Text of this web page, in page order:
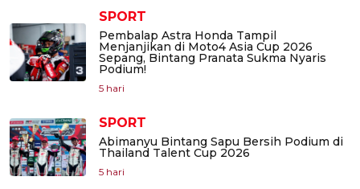
SPORT
Pembalap Astra Honda Tampil
Menjanjikan di Moto4 Asia Cup 2026
Sepang, Bintang Pranata Sukma Nyaris
Podium!
5 hari
SPORT
Abimanyu Bintang Sapu Bersih Podium di
Thailand Talent Cup 2026
5 hari